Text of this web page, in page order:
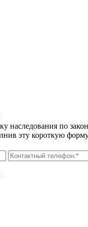
наследования по
эту короткую